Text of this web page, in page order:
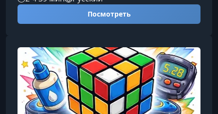
которые помогут превратить домашний уход в
настоящий ритуал красоты и расслабления.Что
основ к созданию собственных СПА-продуктов
любой сложности.Процесс создания СПА-
косметикиКак устроено производство
натуральных СПА
Посмотреть